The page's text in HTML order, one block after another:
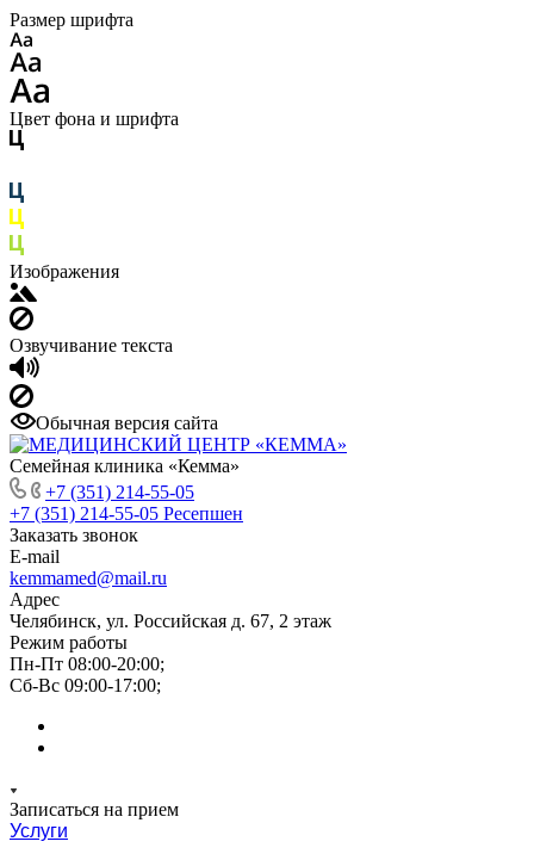
Размер шрифта
Цвет фона и шрифта
Изображения
Озвучивание текста
Обычная версия сайта
Семейная клиника «Кемма»
+7 (351) 214-55-05
+7 (351) 214-55-05 Ресепшен
Заказать звонок
E-mail
kemmamed@mail.ru
Адрес
Челябинск, ул. Российская д. 67, 2 этаж
Режим работы
Пн-Пт 08:00-20:00;
Сб-Вс 09:00-17:00;
Записаться на прием
Услуги